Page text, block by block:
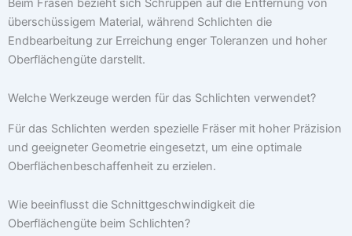
Beim Fräsen bezieht sich Schruppen auf die Entfernung von
überschüssigem Material, während Schlichten die
Endbearbeitung zur Erreichung enger Toleranzen und hoher
Oberflächengüte darstellt.
Welche Werkzeuge werden für das Schlichten verwendet?
Für das Schlichten werden spezielle Fräser mit hoher Präzision
und geeigneter Geometrie eingesetzt, um eine optimale
Oberflächenbeschaffenheit zu erzielen.
Wie beeinflusst die Schnittgeschwindigkeit die
Oberflächengüte beim Schlichten?